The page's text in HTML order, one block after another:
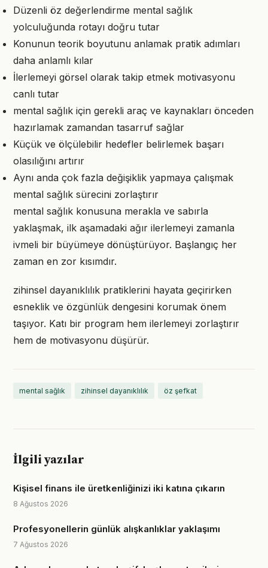
Düzenli öz değerlendirme mental sağlık
yolculuğunda rotayı doğru tutar
Konunun teorik boyutunu anlamak pratik adımları
daha anlamlı kılar
İlerlemeyi görsel olarak takip etmek motivasyonu
canlı tutar
mental sağlık için gerekli araç ve kaynakları önceden
hazırlamak zamandan tasarruf sağlar
Küçük ve ölçülebilir hedefler belirlemek başarı
olasılığını artırır
Aynı anda çok fazla değişiklik yapmaya çalışmak
mental sağlık sürecini zorlaştırır
mental sağlık konusuna merakla ve sabırla
yaklaşmak, ilk aşamadaki ağır ilerlemeyi zamanla
ivmeli bir büyümeye dönüştürüyor. Başlangıç her
zaman en zor kısımdır.
zihinsel dayanıklılık pratiklerini hayata geçirirken
esneklik ve özgünlük dengesini korumak önem
taşıyor. Katı bir program hem ilerlemeyi zorlaştırır
hem de motivasyonu düşürür.
mental sağlık zihinsel dayanıklılık öz şefkat
İlgili yazılar
Kişisel finans ile üretkenliğinizi iki katına çıkarın
8 Ağustos 2026
Profesyonellerin günlük alışkanlıklar yaklaşımı
7 Ağustos 2026